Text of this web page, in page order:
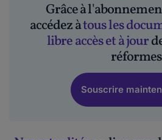
Grâce à
accédez àtous les
libre accès et à jour
réformes
Souscrire